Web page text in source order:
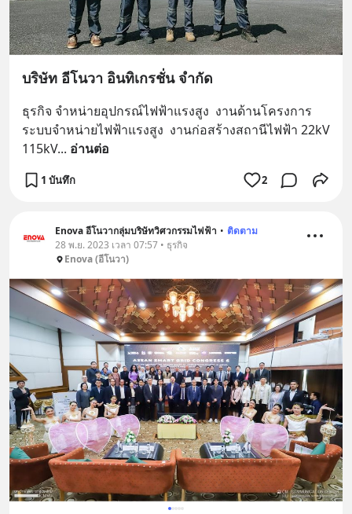
บริษัท อีโนวา อินทิเกรชั่น จำกัด
ธุรกิจ จำหน่ายอุปกรณ์ไฟฟ้าแรงสูง  งานด้านโครงการ
ระบบจำหน่ายไฟฟ้าแรงสูง  งานก่อสร้างสถานีไฟฟ้า 22kV
115kV... อ่านต่อ
1 บันทึก 2
Enova อีโนวากลุ่มบริษัทวิศวกรรมไฟฟ้า • ติดตาม
28 พ.ย. 2023 เวลา 07:57 • ธุรกิจ
Enova (อีโนวา)